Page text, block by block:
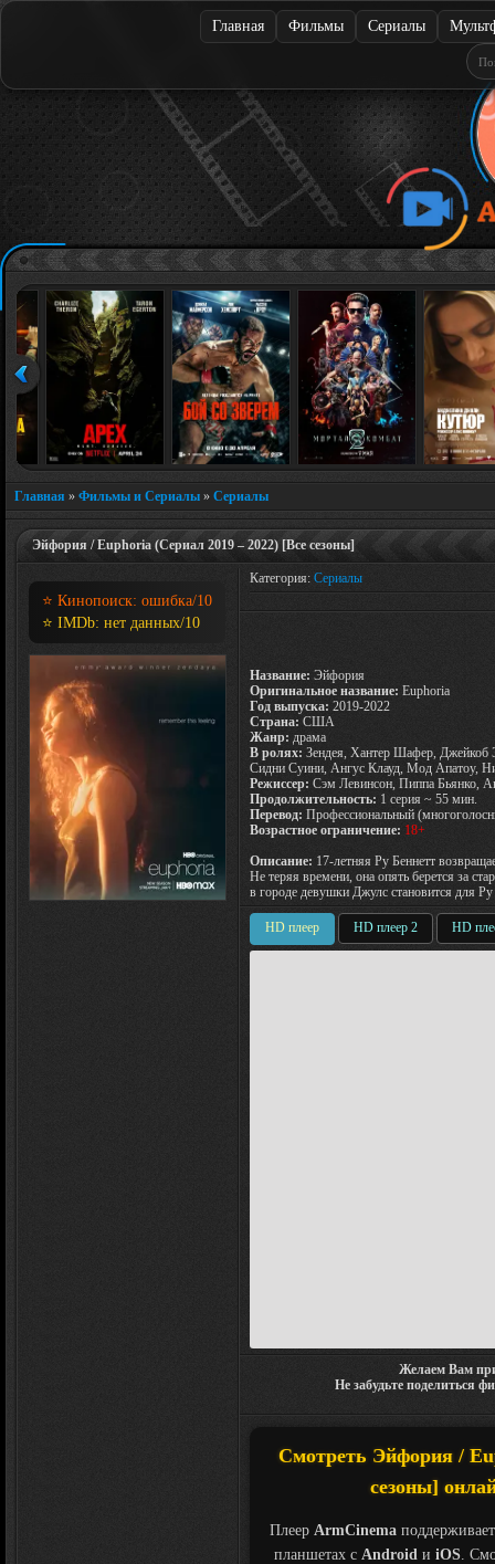
Главная Фильмы Сериалы
Главная » Фильмы и Сериалы » Сериалы
Эйфория / Euphoria (Сериал 2019 – 2022) [Все сезоны]
⭐ Кинопоиск: ошибка/10
⭐ IMDb: нет данных/10
Категория: Сериалы
Название: Эйфория
Оригинальное название: Euphoria
Год выпуска: 2019-2022
Страна: США
Жанр: драма
В ролях: Зендея, Хантер Шафер,
Сидни Суини, Ангус Клауд, Мод Апатоу,
Режиссер: Сэм Левинсон, Пиппа Бьянко,
Продолжительность: 1 серия ~ 55 мин.
Перевод: Профессиональный
Возрастное ограничение: 18+
Описание: 17-летняя Ру Беннетт
Не теряя времени, она опять берется за
в городе девушки Джулс становится для
HD плеер HD плеер 2 HD
Желаем Вам
Не забудьте поделиться
Смотреть Эйфория /
сезоны]
Плеер ArmCinema
планшетах с Android и iOS.